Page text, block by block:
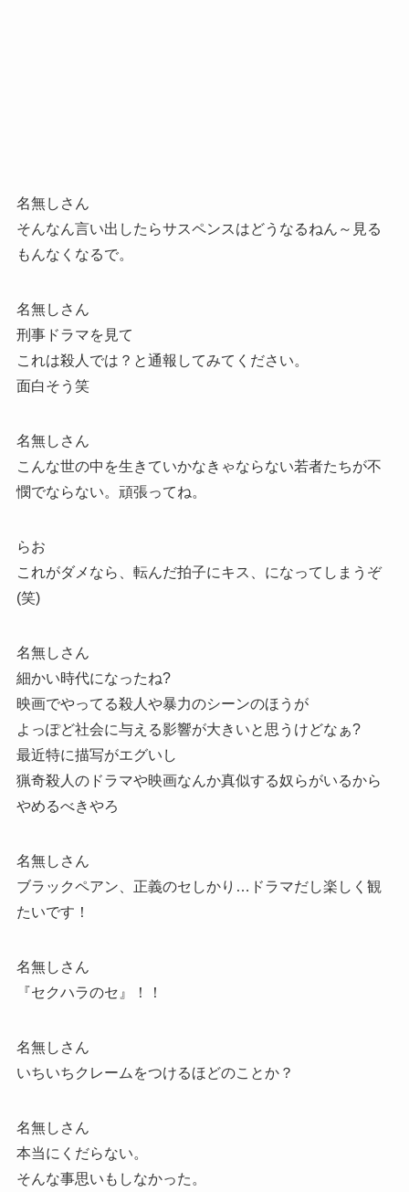
名無しさん
そんなん言い出したらサスペンスはどうなるねん～見る
もんなくなるで。
名無しさん
刑事ドラマを見て
これは殺人では？と通報してみてください。
面白そう笑
名無しさん
こんな世の中を生きていかなきゃならない若者たちが不
憫でならない。頑張ってね。
らお
これがダメなら、転んだ拍子にキス、になってしまうぞ
(笑)
名無しさん
細かい時代になったね?
映画でやってる殺人や暴力のシーンのほうが
よっぽど社会に与える影響が大きいと思うけどなぁ?
最近特に描写がエグいし
猟奇殺人のドラマや映画なんか真似する奴らがいるから
やめるべきやろ
名無しさん
ブラックペアン、正義のセしかり…ドラマだし楽しく観
たいです！
名無しさん
『セクハラのセ』！！
名無しさん
いちいちクレームをつけるほどのことか？
名無しさん
本当にくだらない。
そんな事思いもしなかった。